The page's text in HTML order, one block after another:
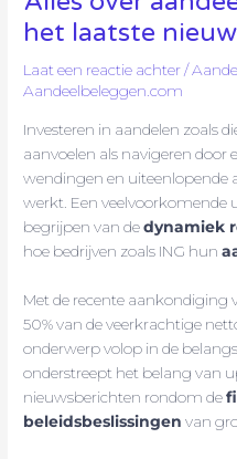
het laatste
Laat een reactie achter/
Aandeelbeleggen.com
Investeren in aandelen zoals
aanvoelen als navigeren door
wendingen en uiteenlopende
werkt. Een veelvoorkomende
begrijpen van dedynamiek
hoe bedrijven zoals ING hun
Met de recente aankondiging
50% van de veerkrachtige
onderwerp volop in de
onderstreept het belang van
nieuwsberichten rondom de
beleidsbeslissingen van